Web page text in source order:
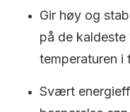
Gir høy og
på de
temperaturen i
Svært